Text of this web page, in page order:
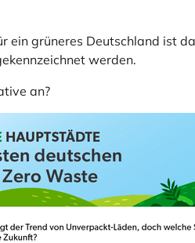
grüneres Deutschland ist
werden.
an?